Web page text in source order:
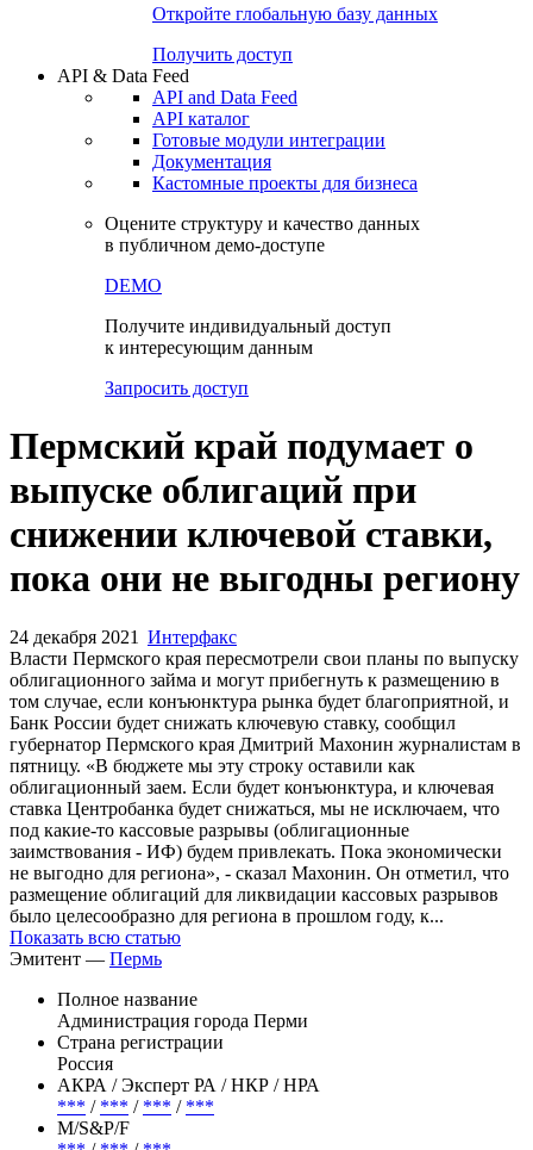
Откройте глобальную базу данных
Получить доступ
API & Data Feed
API and Data Feed
API каталог
Готовые модули интеграции
Документация
Кастомные проекты для бизнеса
Оцените структуру и качество данных
в публичном демо-доступе
DEMO
Получите индивидуальный доступ
к интересующим данным
Запросить доступ
Пермский край подумает о
выпуске облигаций при
снижении ключевой ставки,
пока они не выгодны региону
24 декабря 2021 Интерфакс
Власти Пермского края пересмотрели свои планы по выпуску
облигационного займа и могут прибегнуть к размещению в
том случае, если конъюнктура рынка будет благоприятной, и
Банк России будет снижать ключевую ставку, сообщил
губернатор Пермского края Дмитрий Махонин журналистам в
пятницу. «В бюджете мы эту строку оставили как
облигационный заем. Если будет конъюнктура, и ключевая
ставка Центробанка будет снижаться, мы не исключаем, что
под какие-то кассовые разрывы (облигационные
заимствования - ИФ) будем привлекать. Пока экономически
не выгодно для региона», - сказал Махонин. Он отметил, что
размещение облигаций для ликвидации кассовых разрывов
было целесообразно для региона в прошлом году, к...
Показать всю статью
Эмитент — Пермь
Полное название
Администрация города Перми
Страна регистрации
Россия
АКРА / Эксперт РА / НКР / НРА
*** / *** / *** / ***
М/S&P/F